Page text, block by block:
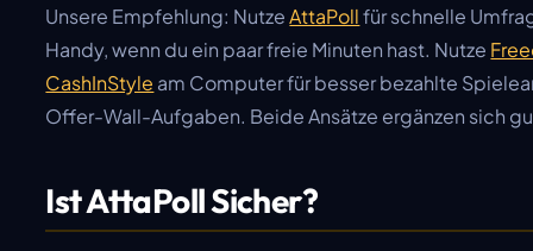
Unsere Empfehlung: NutzeAttaPollfür schnelle
Handy, wenn du ein paar freie Minuten hast. Nutze
CashInStyle am Computer für besser bezahlte
Offer-Wall-Aufgaben. Beide Ansätze ergänzen sich
Ist AttaPoll Sicher?